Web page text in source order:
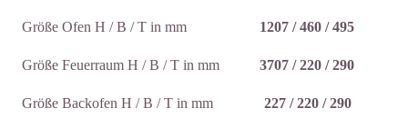
Größe Ofen H / B / T in mm 1207 / 460 / 495
Größe Feuerraum H / B / T in mm 3707 / 220 / 290
Größe Backofen H / B / T in mm 227 / 220 / 290